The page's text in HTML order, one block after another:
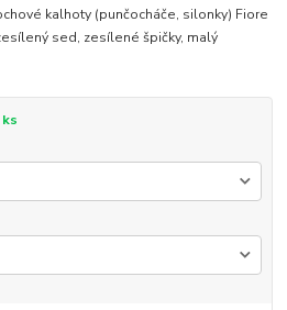
kalhoty (punčocháče, silonky) Fiore
sed, zesílené špičky, malý